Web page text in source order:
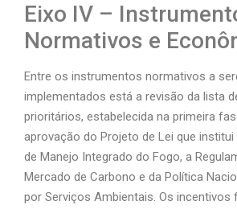
Eixo IV –
Normativos e
Entre os instrumentos normativos a
implementados está a revisão da lista
prioritários, estabelecida na primeira
aprovação do Projeto de Lei que
de Manejo Integrado do Fogo, a
Mercado de Carbono e da Política
por Serviços Ambientais. Os incentivos